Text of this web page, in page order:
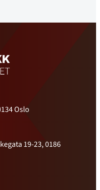
Oslo
19-23, 0186